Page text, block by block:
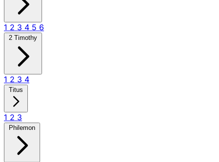
1 2 3 4 5 6
2 Timothy
1 2 3 4
Titus
1 2 3
Philemon